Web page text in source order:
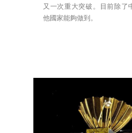
又一次重大突破。目前除了
他國家能夠做到。